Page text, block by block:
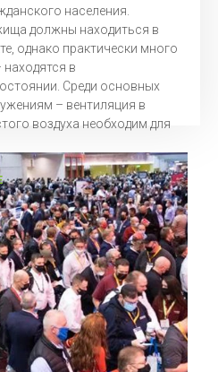
населения.
должны находиться в
однако практически много
в
Среди основных
– вентиляция в
воздуха необходим для